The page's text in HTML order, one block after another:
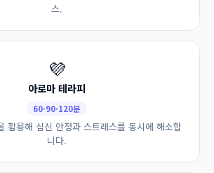
스.
💜
아로마 테라피
60·90·120분
활용해 심신 안정과 스트레스를 동시에 해소합
니다.